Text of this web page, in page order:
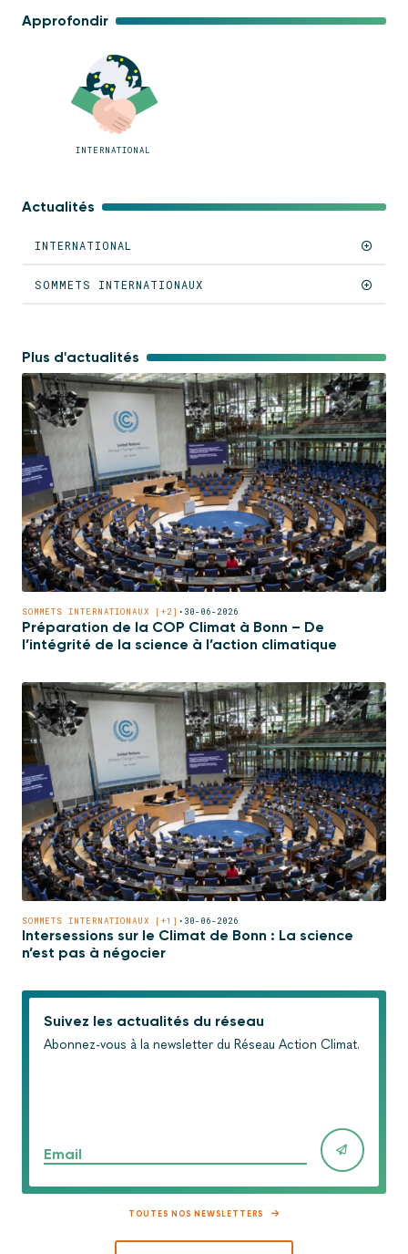
Approfondir
INTERNATIONAL
Actualités
INTERNATIONAL
SOMMETS INTERNATIONAUX
Plus d'actualités
SOMMETS INTERNATIONAUX [+2] • 30-06-2026
Préparation de la COP Climat à Bonn – De
l’intégrité de la science à l’action climatique
SOMMETS INTERNATIONAUX [+1] • 30-06-2026
Intersessions sur le Climat de Bonn : La science
n’est pas à négocier
Suivez les actualités du réseau
Abonnez-vous à la newsletter du Réseau Action Climat.
Email
TOUTES NOS NEWSLETTERS